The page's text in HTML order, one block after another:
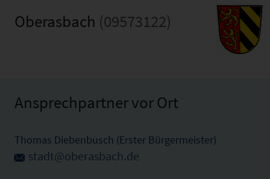
Oberasbach (09573122)
Ansprechpartner vor Ort
Thomas Diebenbusch (Erster Bürgermeister)
stadt@oberasbach.de